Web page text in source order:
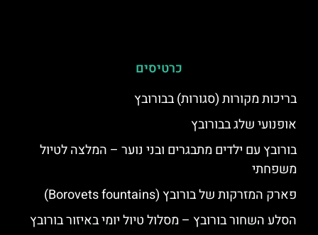
כרטיסים
בריכות מקורות (סגורות) בבורובץ
אופנועי שלג בבורובץ
בורובץ עם ילדים מתבגרים ובני נוער – המלצה לטיול
משפחתי
פארק המזרקות של בורובץ (Borovets fountains)
הסלע השחור בורובץ – מסלול טיול יומי באיזור בורובץ